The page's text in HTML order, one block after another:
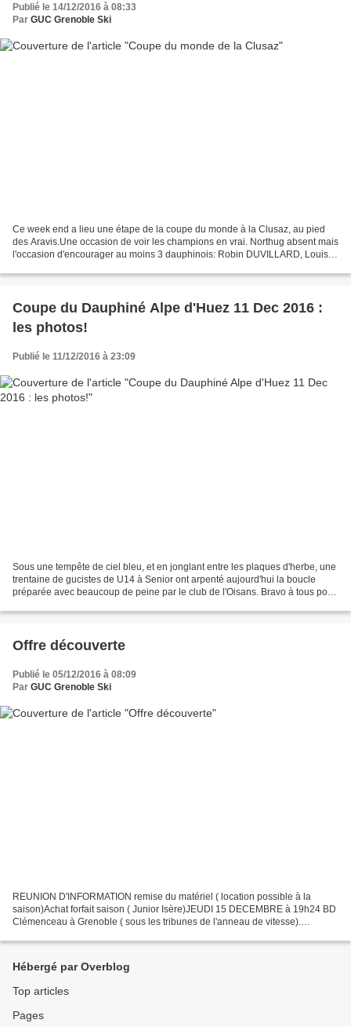
Publié le 14/12/2016 à 08:33
Par GUC Grenoble Ski
Ce week end a lieu une étape de la coupe du monde à la Clusaz, au pied
des Aravis.Une occasion de voir les champions en vrai. Northug absent mais
l'occasion d'encourager au moins 3 dauphinois: Robin DUVILLARD, Louis
Coupe du Dauphiné Alpe d'Huez 11 Dec 2016 :
les photos!
Publié le 11/12/2016 à 23:09
Sous une tempête de ciel bleu, et en jonglant entre les plaques d'herbe, une
trentaine de gucistes de U14 à Senior ont arpenté aujourd'hui la boucle
préparée avec beaucoup de peine par le club de l'Oisans. Bravo à tous pour
Offre découverte
Publié le 05/12/2016 à 08:09
Par GUC Grenoble Ski
REUNION D'INFORMATION remise du matériel ( location possible à la
saison)Achat forfait saison ( Junior Isère)JEUDI 15 DECEMBRE à 19h24 BD
Clémenceau à Grenoble ( sous les tribunes de l'anneau de vitesse).
Hébergé par Overblog
Top articles
Pages